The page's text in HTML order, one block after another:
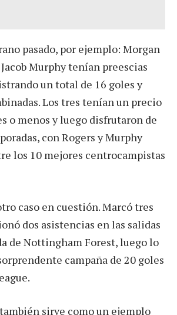
pasado, por ejemplo: Morgan
Murphy tenían preescias
un total de 16 goles y
Los tres tenían un precio
o menos y luego disfrutaron de
con Rogers y Murphy
los 10 mejores centrocampistas
caso en cuestión. Marcó tres
dos asistencias en las salidas
de Nottingham Forest, luego lo
campaña de 20 goles
sirve como un ejemplo